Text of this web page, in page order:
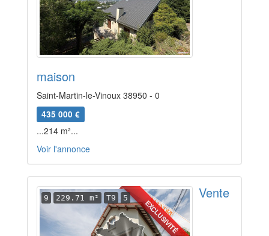
maison
Saint-Martin-le-Vinoux 38950 - 0
435 000 €
...214 m²...
Voir l'annonce
EXCLUSIVITÉ
9 229.71 m² T9 5 Vente